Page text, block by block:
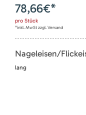
78,66€*
pro Stück
*inkl. MwSt zzgl. Versand
Nageleisen/
lang